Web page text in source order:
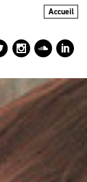
Accueil